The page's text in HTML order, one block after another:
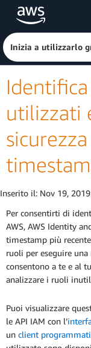
Passa al contenuto
Fai clic
Inizia a utilizzarlo
utilizzati
Inserito il: Nov 19, 2019
Per consentirti di
AWS, AWS Identity
timestamp più
ruoli per eseguire
consentono a te e al
analizzare i ruoli
Puoi visualizzare
le API IAM con l’
un client